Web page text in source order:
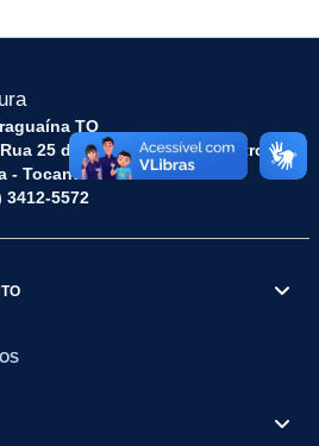
TO
25 de Dezembro, 52 - Centro
- Tocantins.
5572